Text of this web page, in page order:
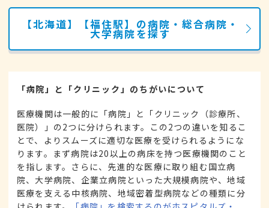
【北海道】【福住駅】の病院・総合病院・
大学病院を探す
「病院」と「クリニック」のちがいについて
医療機関は一般的に「病院」と「クリニック（診療所、
医院）」の2つに分けられます。この2つの違いを知るこ
とで、よりスムーズに適切な医療を受けられるようにな
ります。まず病院は20以上の病床を持つ医療機関のこと
を指します。さらに、先進的な医療に取り組む国立病
院、大学病院、企業立病院といった大規模病院や、地域
医療を支える中核病院、地域密着型病院などの種類に分